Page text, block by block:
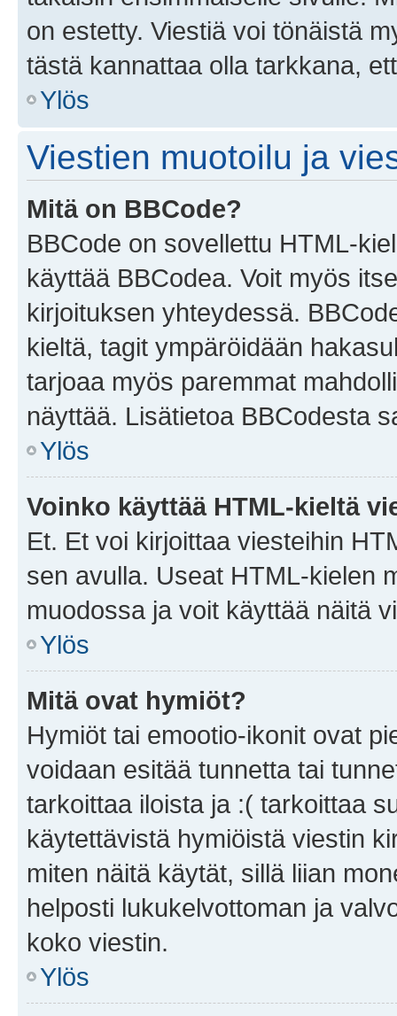
on estetty. Viestiä voi tönäistä
tästä kannattaa olla tarkkana,
Ylös
Viestien muotoilu ja
Mitä on BBCode?
BBCode on sovellettu HTML-
käyttää BBCodea. Voit myös
kirjoituksen yhteydessä.
kieltä, tagit ympäröidään
tarjoaa myös paremmat
näyttää. Lisätietoa BBCodesta
Ylös
Voinko käyttää HTML-kieltä
Et. Et voi kirjoittaa viesteihin
sen avulla. Useat HTML-kielen
muodossa ja voit käyttää näitä
Ylös
Mitä ovat hymiöt?
Hymiöt tai emootio-ikonit ovat
voidaan esitää tunnetta tai
tarkoittaa iloista ja :( tarkoittaa
käytettävistä hymiöistä viestin
miten näitä käytät, sillä liian
helposti lukukelvottoman ja
koko viestin.
Ylös